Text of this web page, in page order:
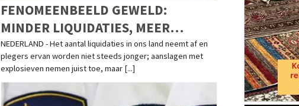
FENOMEENBEELD GEWELD:
MINDER LIQUIDATIES, MEER
AANSLAGEN
NEDERLAND - Het aantal liquidaties in ons land neemt af en
plegers ervan worden niet steeds jonger; aanslagen met
explosieven nemen juist toe, maar [...]